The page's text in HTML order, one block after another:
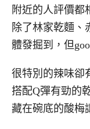
附近的人評價都
除了林家乾麵、
體發掘到，但
很特別的辣味卻
搭配Q彈有勁的
藏在碗底的酸梅